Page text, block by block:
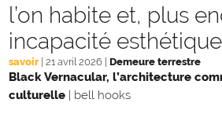
l’on habite et, plus
incapacité
savoir 21 avril 2026 Demeure terrestre
Black Vernacular, l’architecture
culturelle | bell hooks